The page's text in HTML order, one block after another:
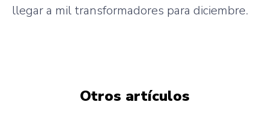
llegara mil transformadores para diciembre.
Otros artículos